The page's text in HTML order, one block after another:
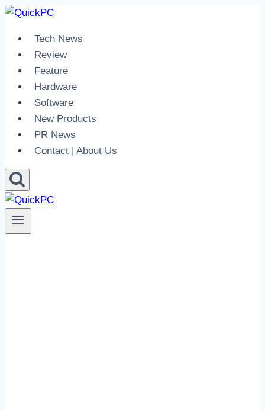
Skip
contentTech News
Review
Feature
Hardware
Software
New Products
PR News
Contact | About Us